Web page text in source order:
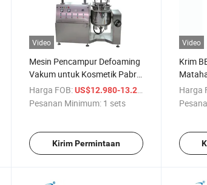
/ Bagian
Video
Mesin Pencampur Defoaming
Vakum untuk Kosmetik Pabrik
Makeup Lipstik Lip Gloss
Pemanas Lilin Rambut
Harga FOB: US$12.980-13.250
Pesanan Minimum: 1 sets
Kirim Permintaan
Video
Krim
Mesin
Harga